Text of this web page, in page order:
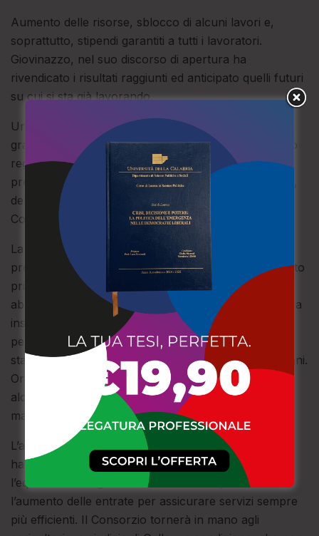
Aumento delle risorse, sblocco di alcuni lavori e,
soprattutto, stipendi garantiti a tutti i lavoratori.
Giovinazzo, nel suo discorso di apertura ha
rivendicato i risultati raggiunti ed anticipato quelli futuri
su cui si sta già lavorando.
Una riforma voluta da Occhiuto, ma ottenuta anche
grazie alla sinergia e alla collaborazione del Consiglio
regionale. A conferma di ciò, la presenza del vice
presidente della giunta regionale, Filippo Pietropaolo,
dell’assessore Gianluca Gallo e del presidente del
Consiglio regionale, Filippo Mancuso.
La sala gremita ha ascoltato il bilancio tracciato e i
progetti futuri per il Consorzio unico: «Durante questo
primo anno di attività – ha spiegato Giovinazzo –
abbiamo costruito un contenitore e abbiamo iniziato a
inserirvi i contenuti. I risultati si sono visti, anche
perché abbiamo dato risposte contro una delle
stagioni irrigue tra le più complicate degli ultimi 20 anni.
Ora ci stiamo concentrando sulla pulizia dei canali,
alcuni dei quali non venivano accuratamente
manutenuti da tre decenni».
L’assessore regionale all’Agricoltura, Gianluca Gallo,
ha posto l’accento sugli obiettivi futuri: tra questi
l’equilibrio nella gestione del Consorzio, ma anche
l’aumento delle entrate per assicurare servizi sempre
più efficienti. Il Consorzio tornerà in mano agli